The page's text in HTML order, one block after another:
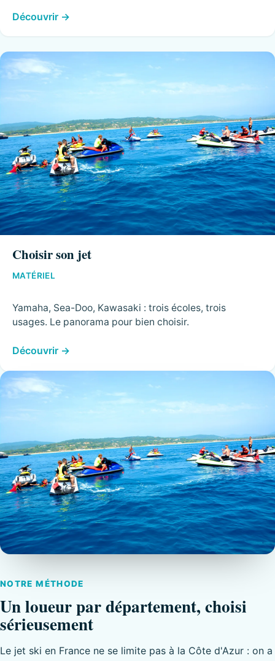
Découvrir
Choisir son jet
MATÉRIEL
Yamaha, Sea-Doo, Kawasaki : trois écoles, trois
usages. Le panorama pour bien choisir.
Découvrir
NOTRE MÉTHODE
Un loueur par département, choisi
sérieusement
Le jet ski en France ne se limite pas à la Côte d'Azur : on a